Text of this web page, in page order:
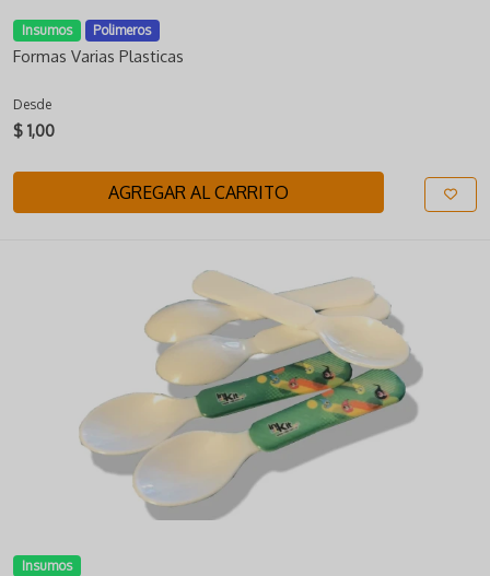
Insumos Polimeros
Formas Varias Plasticas
Desde
$ 1,00
AGREGAR AL CARRITO
Insumos